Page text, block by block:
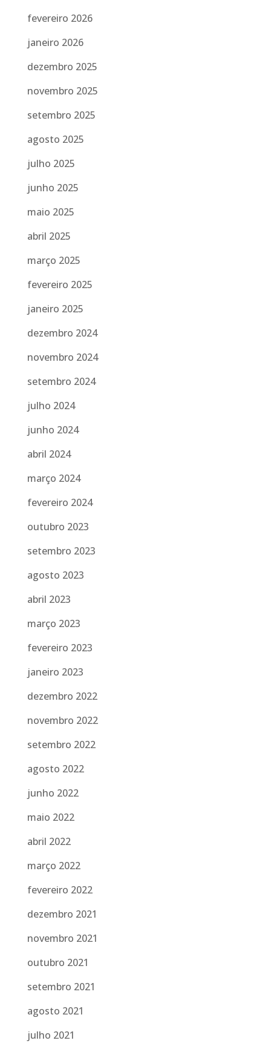
fevereiro 2026
janeiro 2026
dezembro 2025
novembro 2025
setembro 2025
agosto 2025
julho 2025
junho 2025
maio 2025
abril 2025
março 2025
fevereiro 2025
janeiro 2025
dezembro 2024
novembro 2024
setembro 2024
julho 2024
junho 2024
abril 2024
março 2024
fevereiro 2024
outubro 2023
setembro 2023
agosto 2023
abril 2023
março 2023
fevereiro 2023
janeiro 2023
dezembro 2022
novembro 2022
setembro 2022
agosto 2022
junho 2022
maio 2022
abril 2022
março 2022
fevereiro 2022
dezembro 2021
novembro 2021
outubro 2021
setembro 2021
agosto 2021
julho 2021